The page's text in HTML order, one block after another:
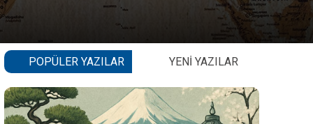
POPÜLER YAZILAR YENI YAZILAR